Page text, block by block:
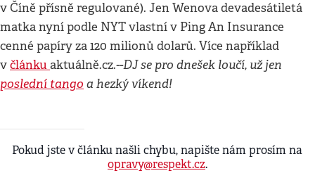
v Číně přísně regulované). Jen Wenova devadesátiletá
matka nyní podle NYT vlastní v Ping An Insurance
cenné papíry za 120 milionů dolarů. Více například
včlánku aktuálně.cz.--DJ se pro dnešek loučí, už jen
poslední tango a hezký víkend!
Pokud jste v článku našli chybu, napište nám prosím na
opravy@respekt.cz.